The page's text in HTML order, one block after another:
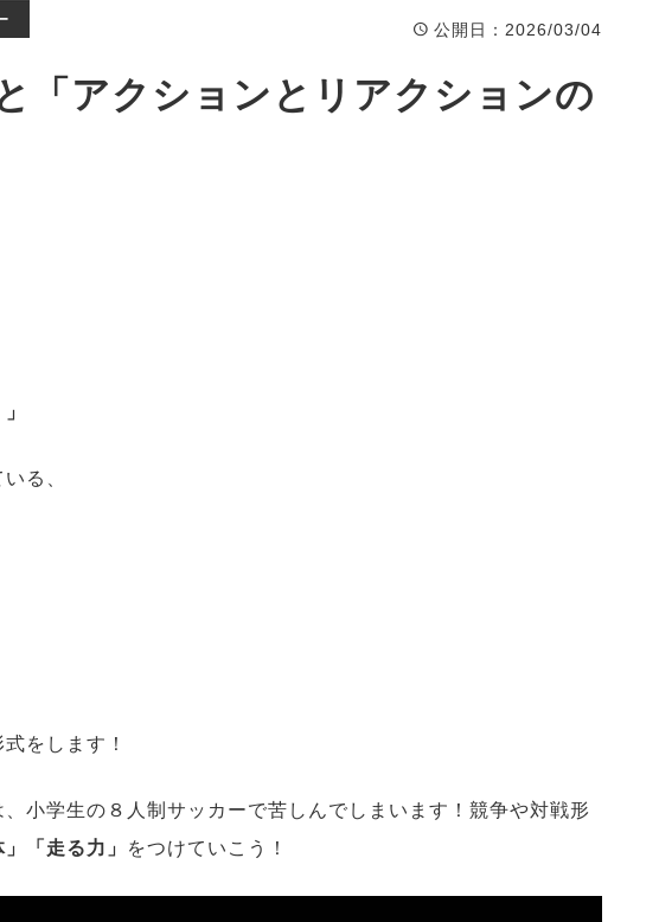
公開日 ：2026/03/04
「アクションとリアクションの
る、
をします！
、小学生の８人制サッカーで苦しんでしまいます！競争や対戦形
「走る力」 をつけていこう！